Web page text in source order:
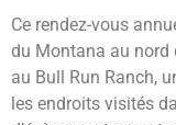
Ce rendez-vous
du Montana au nord
au Bull Run Ranch,
les endroits visités